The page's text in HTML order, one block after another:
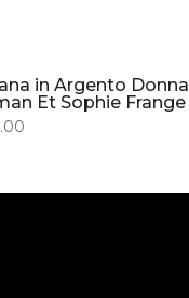
in Argento Donna
Et Sophie Frange